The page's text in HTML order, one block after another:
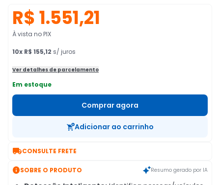
R$ 1.551,21
À vista no PIX
10x R$ 155,12 s/ juros
Ver detalhes de parcelamento
Em estoque
Comprar agora
Adicionar ao carrinho
CONSULTE FRETE
SOBRE O PRODUTO Resumo gerado por IA